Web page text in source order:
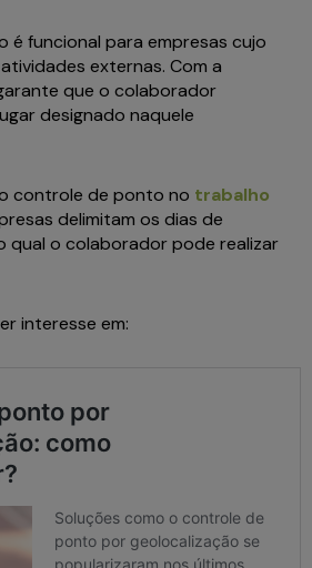
é funcional para empresas cujo
externas. Com a
que o colaborador
designado naquele
controle de ponto no trabalho
delimitam os dias de
qual o colaborador pode realizar
interesse em: